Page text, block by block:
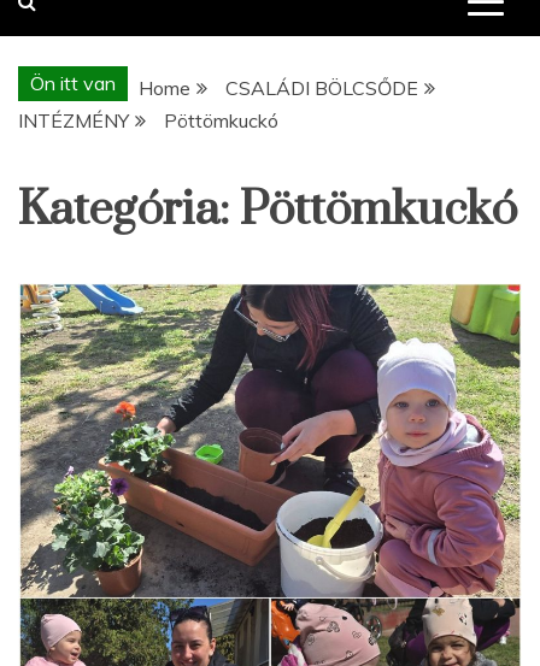
Ön itt van Home
CSALÁDI BÖLCSŐDE
INTÉZMÉNY
Pöttömkuckó
Kategória: Pöttömkuckó